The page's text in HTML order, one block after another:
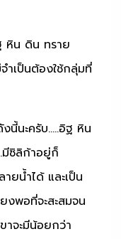
หิน ดิน ทราย
ำเป็นต้องใช้กลุ่มที่
ะครับ…..อิฐ หิน
มีซิลิก้าอยู่ก็
ยน้ำได้ และเป็น
งพอที่จะสะสมจน
าจะมีน้อยกว่า